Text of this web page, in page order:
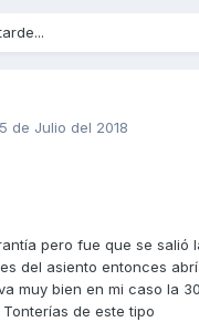
5 de Julio del 2018
pero fue que se salió
del asiento entonces
muy bien en mi caso la
de este tipo